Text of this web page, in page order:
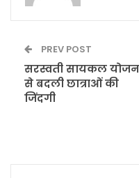
PREV POST
सरस्वती सायकल
से बदली छात्राओं की
जिंदगी